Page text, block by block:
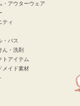
・アウターウェア
ティ
・バス
ん・洗剤
トアイテム
メイド素材